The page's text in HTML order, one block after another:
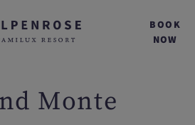
BOOK
NOW
Monte